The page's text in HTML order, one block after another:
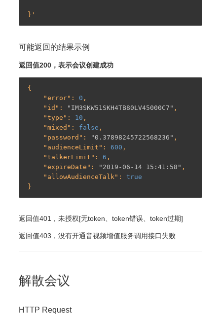
可能返回的结果示例
返回值200，表示会议创建成功
{
    "
error": 0 ,
    "
id ": "IM3SKW51SKH4TB80LV45000C7" ,
    "
type ": 10 ,
    "
mixed ": false ,
    "
password ": "0.37898245722568236" ,
    "
audienceLimit ": 600 ,
    "
talkerLimit ": 6 ,
    "
expireDate ": "2019-06-14 15:41:58" ,
    "
allowAudienceTalk": true
返回值401，未授权[无token、token错误、token过期]
返回值403，没有开通音视频增值服务调用接口失败
解散会议
HTTP Request